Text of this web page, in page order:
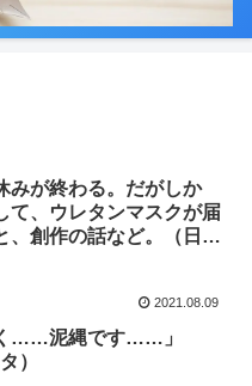
みが終わる。だがしか
て、ウレタンマスクが届
、創作の話など。（日
2021.08.09
く……泥縄です……」
）